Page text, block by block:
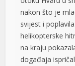
nakon što je
svijest i
helikopterske
na kraju
događaja